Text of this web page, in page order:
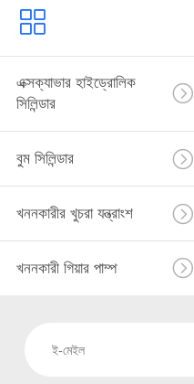
এক্সক্যাভার হাইড্রোলিক
সিলিন্ডার
বুম সিলিন্ডার
খননকারীর খুচরা যন্ত্রাংশ
খননকারী গিয়ার পাম্প